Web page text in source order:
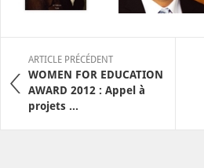
ARTICLE PRÉCÉDENT
WOMEN FOR EDUCATION
AWARD 2012 : Appel à
projets ...